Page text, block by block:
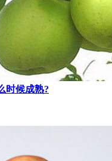
时候成熟?